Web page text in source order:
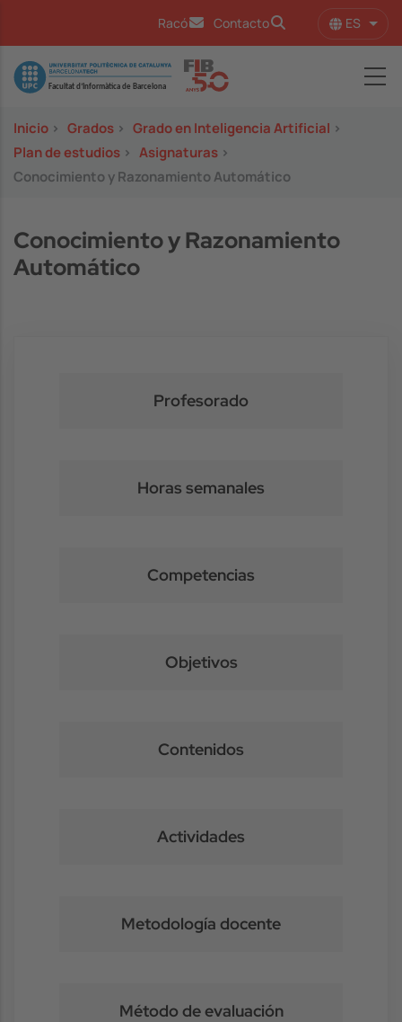
Racó Contacto ES
Image
Inicio > Grados > Grado en Inteligencia Artificial >
Plan de estudios > Asignaturas >
Conocimiento y Razonamiento Automático
Conocimiento y Razonamiento
Automático
Profesorado
Horas semanales
Competencias
Objetivos
Contenidos
Actividades
Metodología docente
Método de evaluación